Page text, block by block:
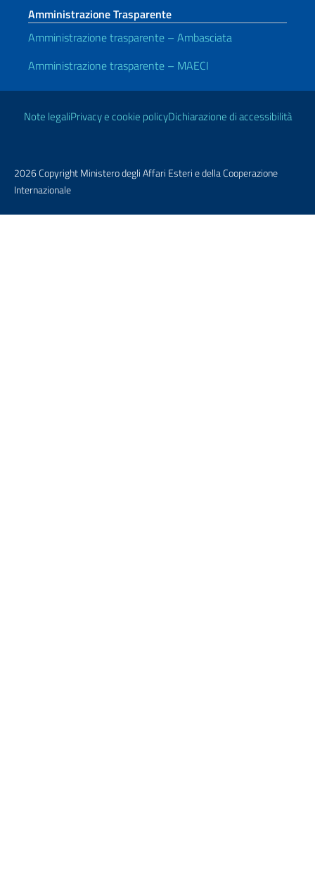
Amministrazione Trasparente
Amministrazione trasparente – Ambasciata
Amministrazione trasparente – MAECI
Link Utili
Note legaliPrivacy e cookie policyDichiarazione di accessibilità
2026 Copyright Ministero degli Affari Esteri e della Cooperazione
Internazionale